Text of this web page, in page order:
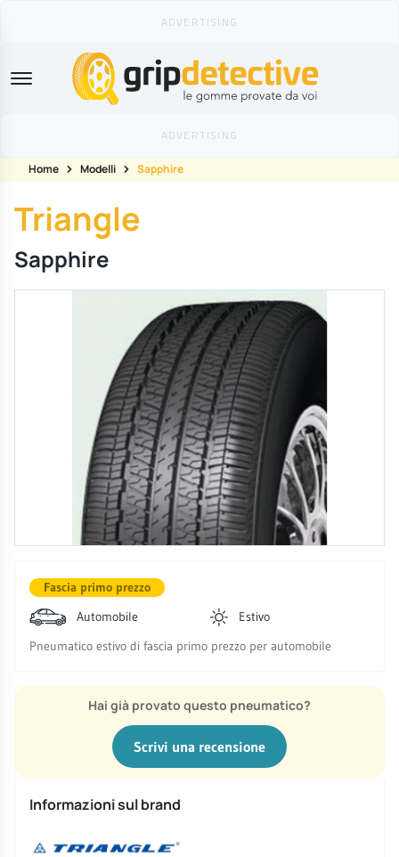
GripDetective
Home Modelli Sapphire
Triangle
Sapphire
Fascia primo prezzo
Automobile
Estivo
Pneumatico estivo di fascia primo prezzo per automobile
Hai già provato questo pneumatico?
Scrivi una recensione
Informazioni sul brand